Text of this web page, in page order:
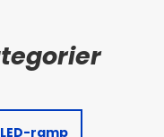
LED-ramp